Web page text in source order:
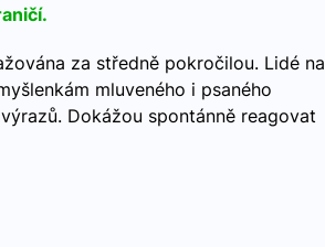
za středně pokročilou. Lidé na
mluveného i psaného
Dokážou spontánně reagovat